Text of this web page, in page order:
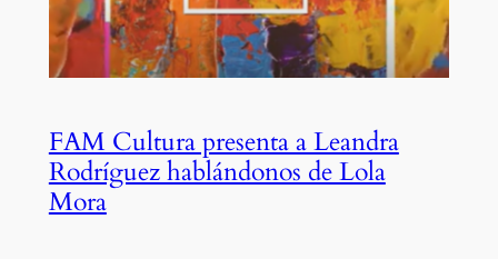
FAM Cultura presenta a Leandra
Rodríguez hablándonos de Lola
Mora